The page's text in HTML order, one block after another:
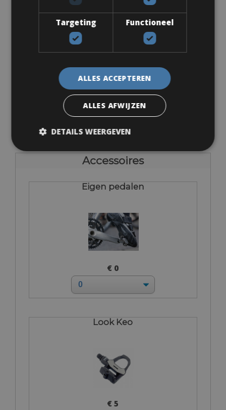
Maten: Verkrijgbaar in alle maten
Van € 198 voor 2 dagen
Accessoires
Eigen pedalen
€ 0
Look Keo
€ 5
Targeting Functioneel
ALLES ACCEPTEREN
ALLES AFWIJZEN
DETAILS WEERGEVEN